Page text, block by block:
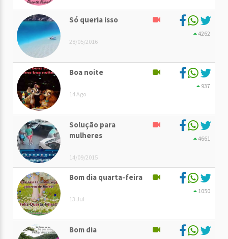
Só queria isso
28/05/2016
4262
Boa noite
14 Ago
937
Solução para
mulheres
14/09/2015
4661
Bom dia quarta-feira
13 Jul
1050
Bom dia